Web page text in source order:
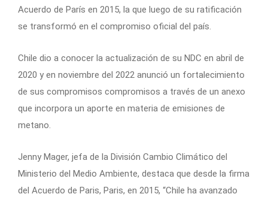
Acuerdo de París en 2015, la que luego de su ratificación
se transformó en el compromiso oficial del país.
Chile dio a conocer la actualización de su NDC en abril de
2020 y en noviembre del 2022 anunció un fortalecimiento
de sus compromisos compromisos a través de un anexo
que incorpora un aporte en materia de emisiones de
metano.
Jenny Mager, jefa de la División Cambio Climático del
Ministerio del Medio Ambiente, destaca que desde la firma
del Acuerdo de Paris, Paris, en 2015, “Chile ha avanzado